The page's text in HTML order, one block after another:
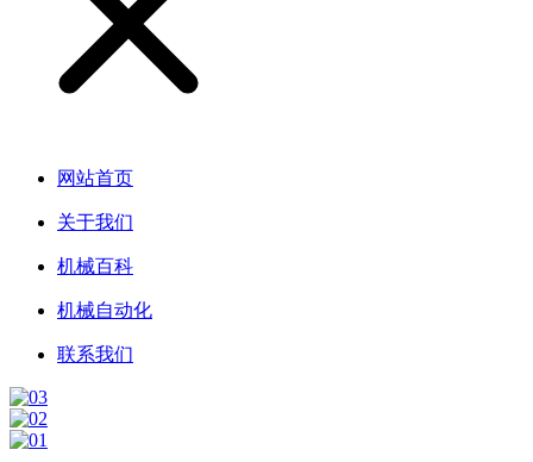
网站首页
关于我们
机械百科
机械自动化
联系我们